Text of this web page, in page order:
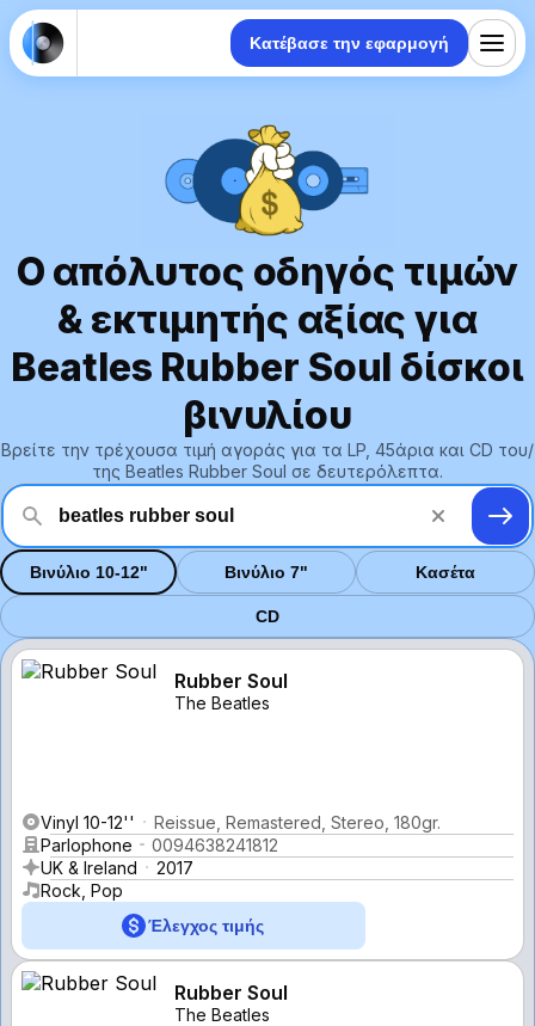
Κατέβασε την εφαρμογή
Ο απόλυτος οδηγός τιμών
& εκτιμητής αξίας για
Beatles Rubber Soul δίσκοι
βινυλίου
Βρείτε την τρέχουσα τιμή αγοράς για τα LP, 45άρια και CD του/
της Beatles Rubber Soul σε δευτερόλεπτα.
Βινύλιο 10-12" Βινύλιο 7" Κασέτα
CD
Rubber Soul
The Beatles
Vinyl 10-12''
Reissue, Remastered, Stereo, 180gr.
Parlophone
0094638241812
UK & Ireland
2017
Rock, Pop
Έλεγχος τιμής
Rubber Soul
The Beatles